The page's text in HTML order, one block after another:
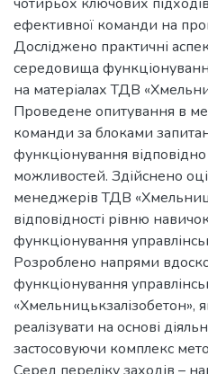
ефективної команди на
Досліджено практичні
середовища
на матеріалах ТДВ
Проведене опитування в
команди за блоками
функціонування
можливостей. Здійснено
менеджерів ТДВ
відповідності рівню
функціонування
Розроблено напрями
функціонування
«Хмельницькзалізобетон»,
реалізувати на основі
застосовуючи комплекс